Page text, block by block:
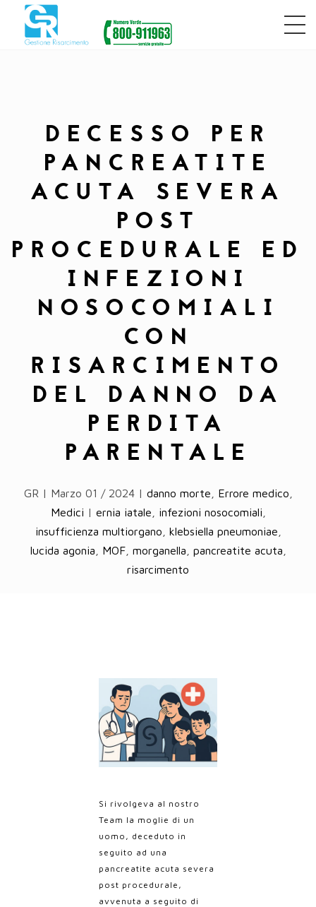
DECESSO PER
PANCREATITE
ACUTA SEVERA
POST
PROCEDURALE ED
INFEZIONI
NOSOCOMIALI
CON
RISARCIMENTO
DEL DANNO DA
PERDITA
PARENTALE
GR | Marzo 01 / 2024 | danno morte Errore medico
Medici | ernia iatale infezioni nosocomiali
insufficienza multiorgano
klebsiella pneumoniae
lucida agonia
MOF, morganella pancreatite acuta
risarcimento
Si rivolgeva al nostro
Team la moglie di un
uomo, deceduto in
seguito ad una
pancreatite acuta severa
post procedurale,
avvenuta a seguito di